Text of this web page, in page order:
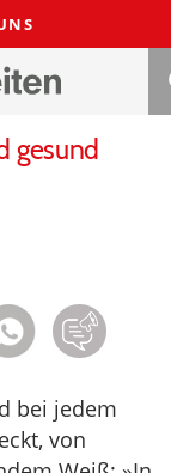
gesund
bei jedem
von